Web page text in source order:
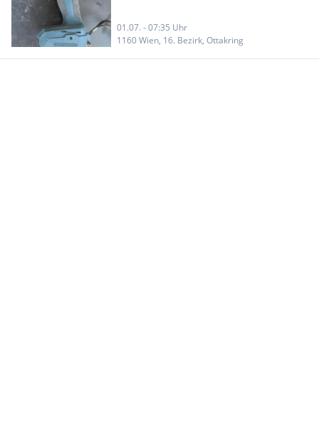
01.07. - 07:35 Uhr
1160 Wien, 16. Bezirk, Ottakring